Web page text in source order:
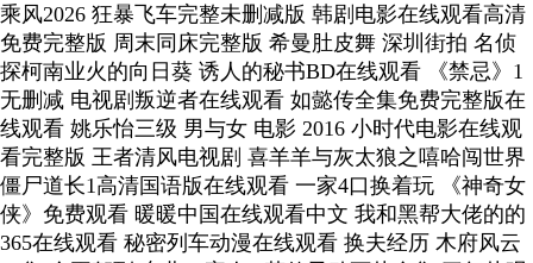
乘风2026 狂暴飞车完整未删减版 韩剧电影在线观看高清
免费完整版 周末同床完整版 希曼肚皮舞 深圳街拍 名侦
探柯南业火的向日葵 诱人的秘书BD在线观看 《禁忌》1
无删减 电视剧叛逆者在线观看 如懿传全集免费完整版在
线观看 姚乐怡三级 男与女 电影 2016 小时代电影在线观
看完整版 王者清风电视剧 喜羊羊与灰太狼之嘻哈闯世界
僵尸道长1高清国语版在线观看 一家4口换着玩 《神奇女
侠》免费观看 暖暖中国在线观看中文 我和黑帮大佬的的
365在线观看 秘密列车动漫在线观看 换夫经历 木府风云